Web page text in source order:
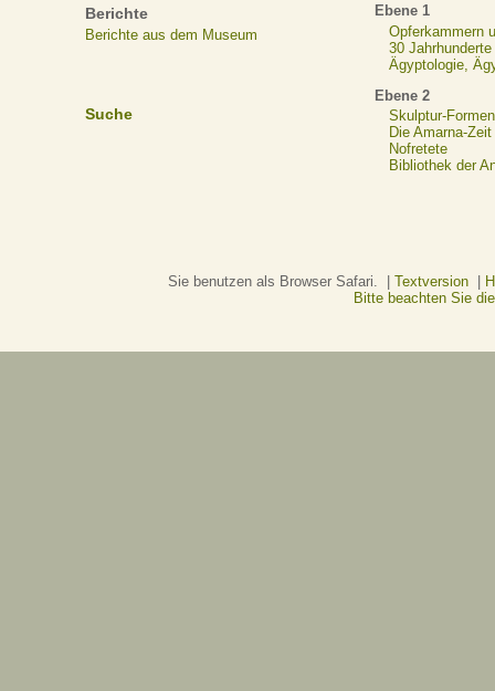
Berichte
Berichte aus dem Museum
Suche
Ebene 1
Opferkammern
30
Ägyptologie,
Ebene 2
Skulptur-Formen
Die Amarna-Zeit
Nofretete
Bibliothek der
Sie benutzen als Browser Safari. | Textversion|
Bitte beachten Sie